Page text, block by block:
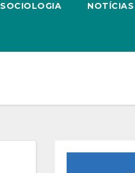
SOCIOLOGIA NOTÍCIAS